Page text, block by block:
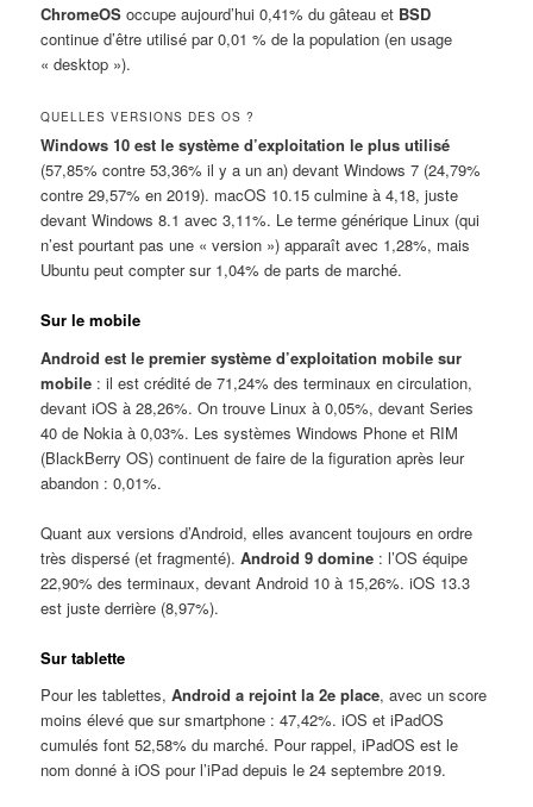
ChromeOS occupe aujourd’hui 0,41% du gâteau et BSD
continue d’être utilisé par 0,01 % de la population (en usage
« desktop »).
QUELLES VERSIONS DES OS ?
Windows 10 est le système d’exploitation le plus utilisé
(57,85% contre 53,36% il y a un an) devant Windows 7 (24,79%
contre 29,57% en 2019). macOS 10.15 culmine à 4,18, juste
devant Windows 8.1 avec 3,11%. Le terme générique Linux (qui
n’est pourtant pas une « version ») apparaît avec 1,28%, mais
Ubuntu peut compter sur 1,04% de parts de marché.
Sur le mobile
Android est le premier système d’exploitation mobile sur
mobile : il est crédité de 71,24% des terminaux en circulation,
devant iOS à 28,26%. On trouve Linux à 0,05%, devant Series
40 de Nokia à 0,03%. Les systèmes Windows Phone et RIM
(BlackBerry OS) continuent de faire de la figuration après leur
abandon : 0,01%.
Quant aux versions d’Android, elles avancent toujours en ordre
très dispersé (et fragmenté).Android 9 domine : l’OS équipe
22,90% des terminaux, devant Android 10 à 15,26%. iOS 13.3
est juste derrière (8,97%).
Sur tablette
Pour les tablettes,Android a rejoint la 2e place, avec un score
moins élevé que sur smartphone : 47,42%. iOS et iPadOS
cumulés font 52,58% du marché. Pour rappel, iPadOS est le
nom donné à iOS pour l’iPad depuis le 24 septembre 2019.